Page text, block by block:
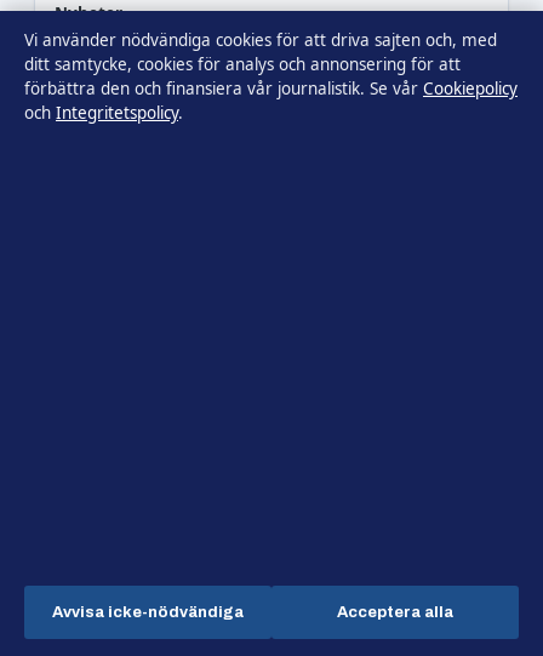
Nyheter
Politik
Politik
Tidsbild
Vi använder nödvändiga cookies för att driva sajten och, med
ditt samtycke, cookies för analys och annonsering för att
förbättra den och finansiera vår journalistik. Se vår Cookiepolicy
och Integritetspolicy.
Avvisa icke-nödvändiga Acceptera alla